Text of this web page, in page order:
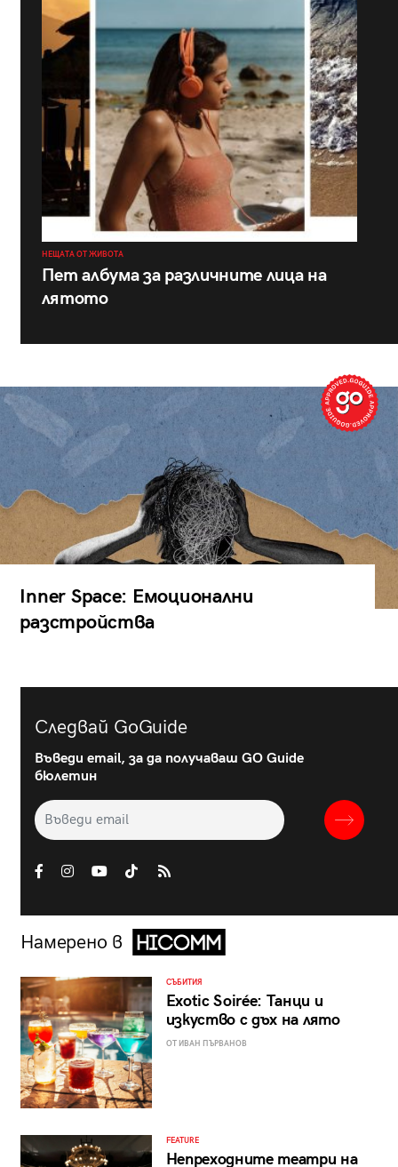
НЕЩАТА ОТ ЖИВОТА
Пет албума за различните лица на
лятото
Inner Space: Емоционални
разстройства
Следвай GoGuide
Въведи email, за да получаваш GO Guide
бюлетин
Намерено в
СЪБИТИЯ
Exotic Soirée: Танци и
изкуство с дъх на лято
ОТ ИВАН ПЪРВАНОВ
FEATURE
Непреходните театри на